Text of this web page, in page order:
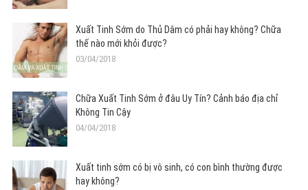
Xuất Tinh Sớm do Thủ Dâm có phải hay không? Chữa
thế nào mới khỏi được?
03/04/2018
Chữa Xuất Tinh Sớm ở đâu Uy Tín? Cảnh báo địa chỉ
Không Tin Cậy
04/04/2018
Xuất tinh sớm có bị vô sinh, có con bình thường được
hay không?